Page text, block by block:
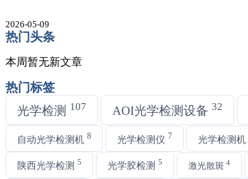
2026-05-09
热门头条
本周暂无新文章
热门标签
光学检测
107 AOI光学检测设备 32
自动光学检测机 8 光学检测仪 7 光学检测机
陕西光学检测 5 光学胶检测 5 激光散斑 4